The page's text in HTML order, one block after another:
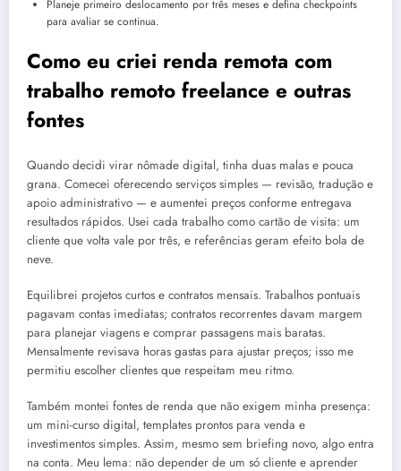
Planeje primeiro deslocamento por três meses e defina checkpoints
para avaliar se continua.
Como eu criei renda remota com
trabalho remoto freelance e outras
fontes
Quando decidi virar nômade digital, tinha duas malas e pouca
grana. Comecei oferecendo serviços simples — revisão, tradução e
apoio administrativo — e aumentei preços conforme entregava
resultados rápidos. Usei cada trabalho como cartão de visita: um
cliente que volta vale por três, e referências geram efeito bola de
neve.
Equilibrei projetos curtos e contratos mensais. Trabalhos pontuais
pagavam contas imediatas; contratos recorrentes davam margem
para planejar viagens e comprar passagens mais baratas.
Mensalmente revisava horas gastas para ajustar preços; isso me
permitiu escolher clientes que respeitam meu ritmo.
Também montei fontes de renda que não exigem minha presença:
um mini-curso digital, templates prontos para venda e
investimentos simples. Assim, mesmo sem briefing novo, algo entra
na conta. Meu lema: não depender de um só cliente e aprender